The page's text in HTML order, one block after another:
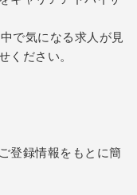
で気になる求人が見
ください。
登録情報をもとに簡